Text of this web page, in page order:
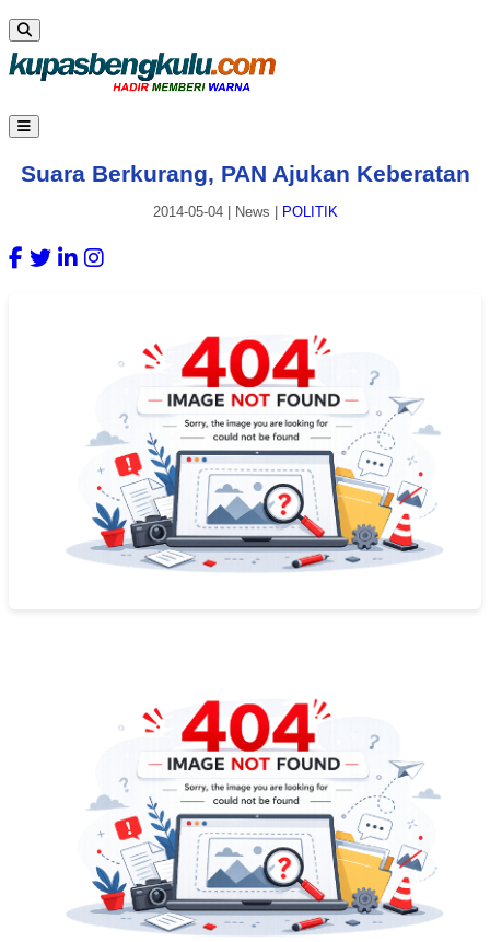
Suara Berkurang, PAN Ajukan Keberatan
2014-05-04| News POLITIK